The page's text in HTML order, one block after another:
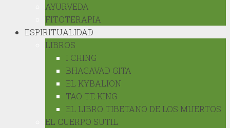
AYURVEDA
FITOTERAPIA
ESPIRITUALIDAD
LIBROS
I CHING
BHAGAVAD GITA
EL KYBALION
TAO TE KING
EL LIBRO TIBETANO DE LOS MUERTOS
EL CUERPO SUTIL